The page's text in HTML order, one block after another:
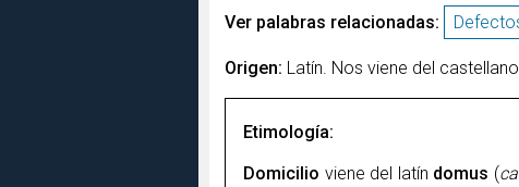
Ver palabras relacionadas:
Origen: Latín. Nos viene del
Etimología:
Domicilio viene del latín domus (